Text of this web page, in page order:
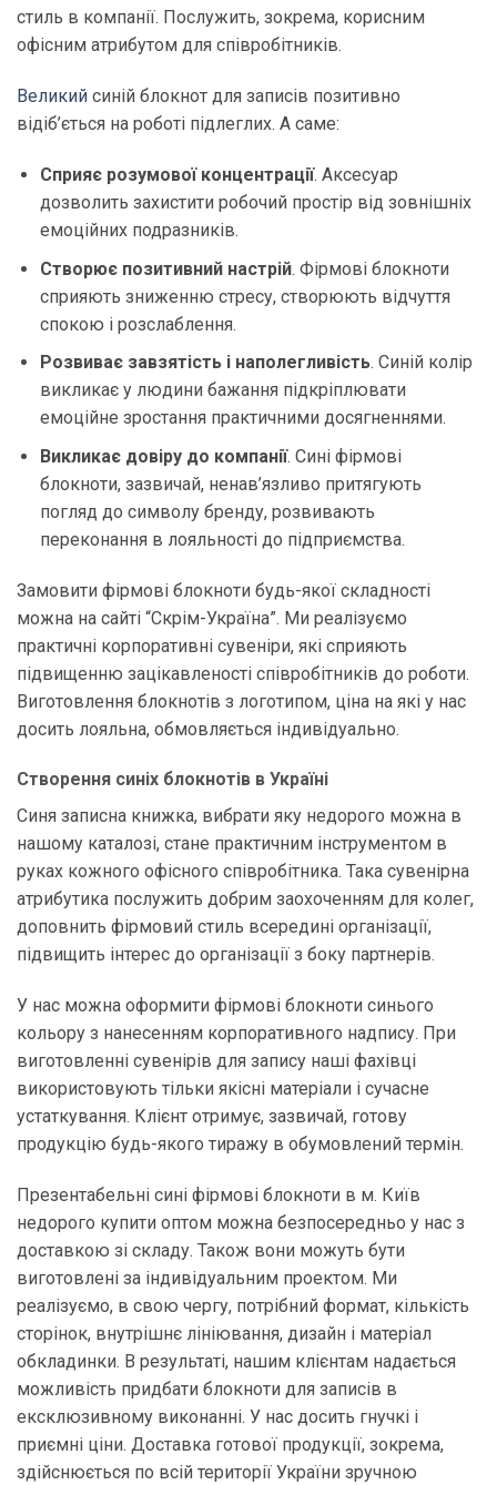
стиль в компанії. Послужить, зокрема, корисним
офісним атрибутом для співробітників.
Великий синій блокнот для записів позитивно
відіб’ється на роботі підлеглих. А саме:
Сприяє розумової концентрації. Аксесуар
дозволить захистити робочий простір від зовнішніх
емоційних подразників.
Створює позитивний настрій. Фірмові блокноти
сприяють зниженню стресу, створюють відчуття
спокою і розслаблення.
Розвиває завзятість і наполегливість. Синій колір
викликає у людини бажання підкріплювати
емоційне зростання практичними досягненнями.
Викликає довіру до компанії. Сині фірмові
блокноти, зазвичай, ненав’язливо притягують
погляд до символу бренду, розвивають
переконання в лояльності до підприємства.
Замовити фірмові блокноти будь-якої складності
можна на сайті “Скрім-Україна”. Ми реалізуємо
практичні корпоративні сувеніри, які сприяють
підвищенню зацікавленості співробітників до роботи.
Виготовлення блокнотів з логотипом, ціна на які у нас
досить лояльна, обмовляється індивідуально.
Створення синіх блокнотів в Україні
Синя записна книжка, вибрати яку недорого можна в
нашому каталозі, стане практичним інструментом в
руках кожного офісного співробітника. Така сувенірна
атрибутика послужить добрим заохоченням для колег,
доповнить фірмовий стиль всередині організації,
підвищить інтерес до організації з боку партнерів.
У нас можна оформити фірмові блокноти синього
кольору з нанесенням корпоративного надпису. При
виготовленні сувенірів для запису наші фахівці
використовують тільки якісні матеріали і сучасне
устаткування. Клієнт отримує, зазвичай, готову
продукцію будь-якого тиражу в обумовлений термін.
Презентабельні сині фірмові блокноти в м. Київ
недорого купити оптом можна безпосередньо у нас з
доставкою зі складу. Також вони можуть бути
виготовлені за індивідуальним проектом. Ми
реалізуємо, в свою чергу, потрібний формат, кількість
сторінок, внутрішнє лініювання, дизайн і матеріал
обкладинки. В результаті, нашим клієнтам надається
можливість придбати блокноти для записів в
ексклюзивному виконанні. У нас досить гнучкі і
приємні ціни. Доставка готової продукції, зокрема,
здійснюється по всій території України зручною